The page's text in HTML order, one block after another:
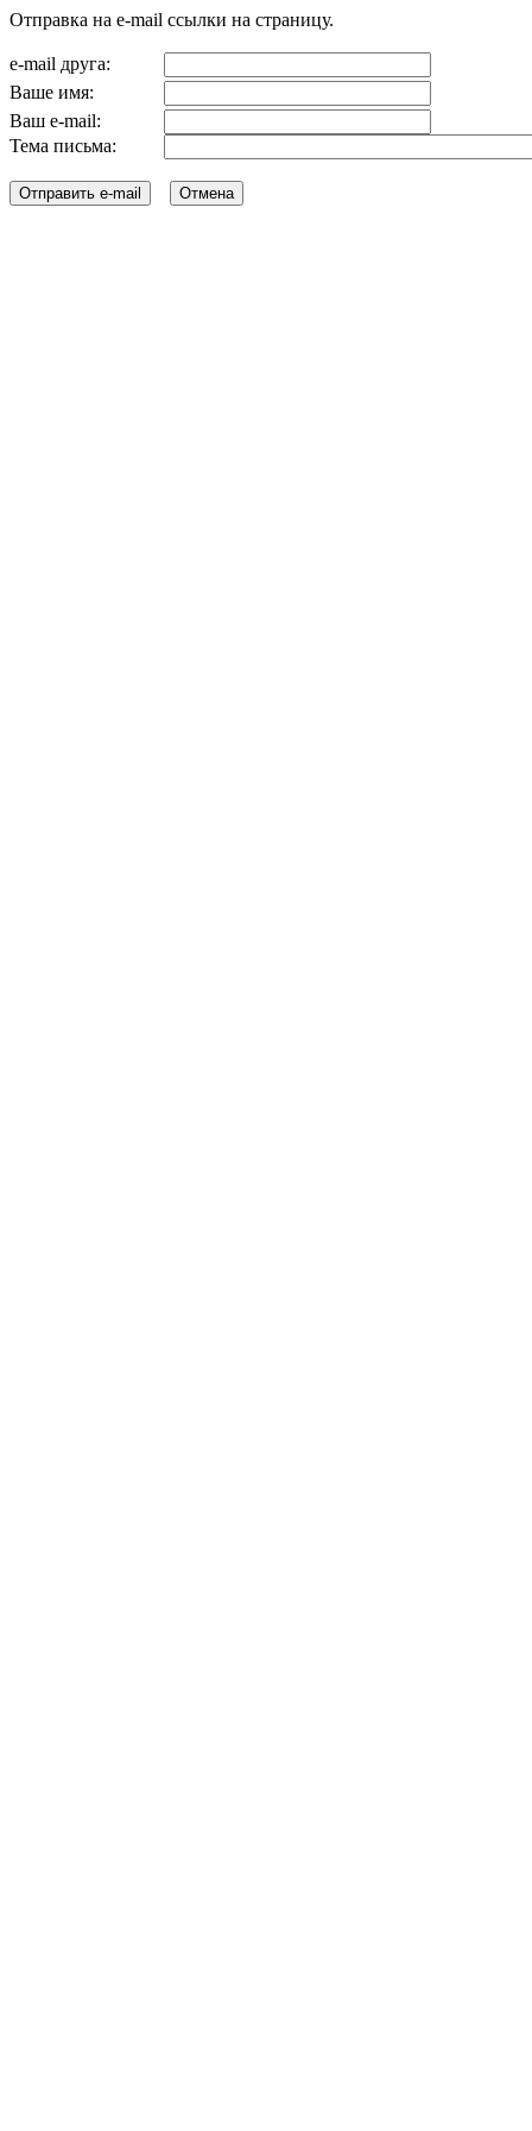
Отправка на e-mail ссылки на страницу.
e-mail друга:
Ваше имя:
Ваш e-mail:
Тема письма: